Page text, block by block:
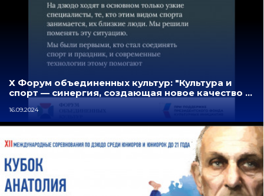
Х Форум объединенных культур: "Культура и
спорт — синергия, создающая новое качество …
16.09.2024